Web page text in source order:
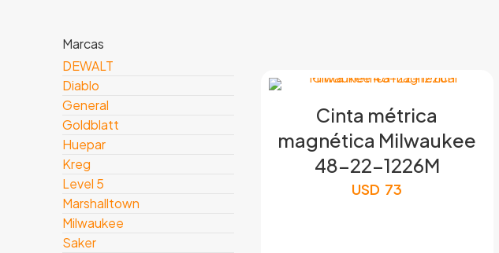
Marcas
DEWALT
Diablo
General
Goldblatt
Huepar
Kreg
Level 5
Marshalltown
Milwaukee
Saker
Cinta métrica
magnética Milwaukee
48-22-1226M
USD 73